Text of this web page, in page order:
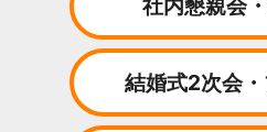
社内懇親会
結婚式2次会